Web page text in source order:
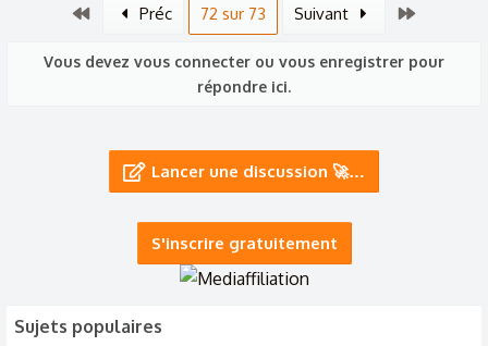
PremierPréc 72 sur 73 Suivant
Vous devez vous connecter ou vous enregistrer pour
répondre ici.
Lancer une discussion 🚀…
S'inscrire gratuitement
Sujets populaires